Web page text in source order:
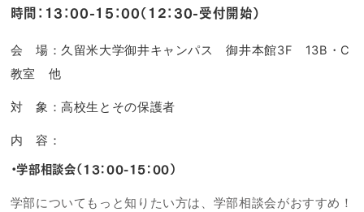
時間：13：00-15：00（12：30-受付開始）
会 場：久留米大学御井キャンパス 御井本館3F 13B・C
教室 他
対 象：高校生とその保護者
内 容：
・学部相談会（13：00-15：00）
学部についてもっと知りたい方は、学部相談会がおすすめ！